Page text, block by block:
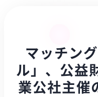
マッチン
ル」、公益
業公社主催